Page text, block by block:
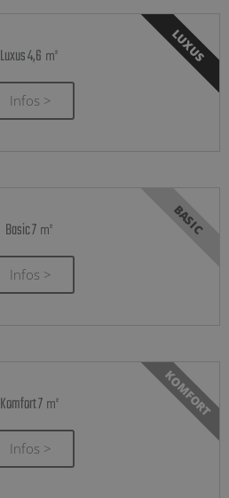
Luxus 4,6 ㎡
Infos >
LUXUS
Basic 7 ㎡
Infos >
BASIC
Komfort 7 ㎡
Infos >
KOMFORT